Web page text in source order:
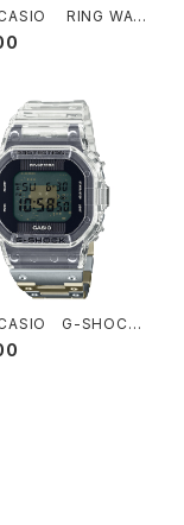
RING WAT
001G-9JR
G-SHOCK
ック 40th Anniver
REMIX DWE-5